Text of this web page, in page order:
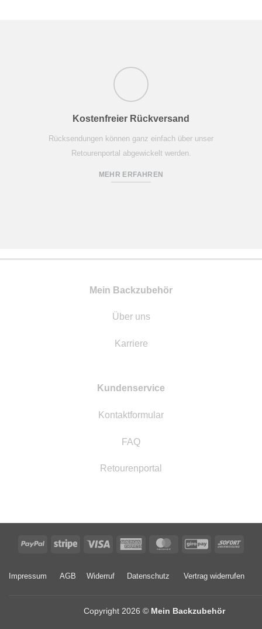
Kostenfreier Rückversand
Rücksendungen können ganz einfach über unser
Retourenportal abgewickelt werden.
MEHR ERFAHREN
Mein Backzubehör
Über uns
Karriere
Kundenservice
Kontaktformular
FAQ
Retourenportal
PayPal Stripe Visa
American
MasterCardGiroPay Sofort
Impressum AGB Widerruf Datenschutz Vertrag widerrufen
Copyright 2026 © Mein Backzubehör